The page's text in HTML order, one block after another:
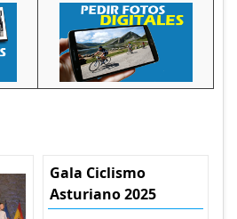
Gala Ciclismo
Asturiano 2025